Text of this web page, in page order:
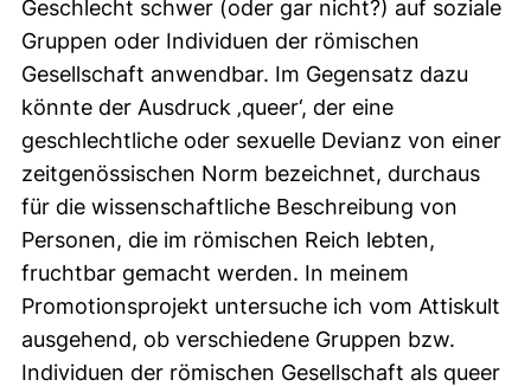
Geschlecht schwer (oder gar nicht?) auf soziale
Gruppen oder Individuen der römischen
Gesellschaft anwendbar. Im Gegensatz dazu
könnte der Ausdruck ‚queer‘, der eine
geschlechtliche oder sexuelle Devianz von einer
zeitgenössischen Norm bezeichnet, durchaus
für die wissenschaftliche Beschreibung von
Personen, die im römischen Reich lebten,
fruchtbar gemacht werden. In meinem
Promotionsprojekt untersuche ich vom Attiskult
ausgehend, ob verschiedene Gruppen bzw.
Individuen der römischen Gesellschaft als queer